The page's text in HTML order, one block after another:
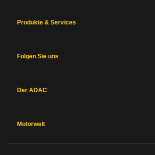
Produkte & Services
Folgen Sie uns
Der ADAC
Motorwelt